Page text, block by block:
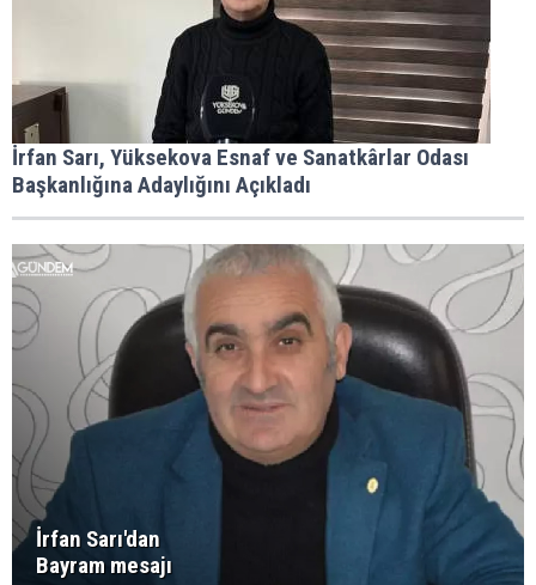
İrfan Sarı, Yüksekova Esnaf ve Sanatkârlar Odası
Başkanlığına Adaylığını Açıkladı
İrfan Sarı'dan
Bayram mesajı